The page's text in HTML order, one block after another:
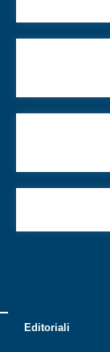
Editoriali
Riflessi è una rivista
periodica, digitale e